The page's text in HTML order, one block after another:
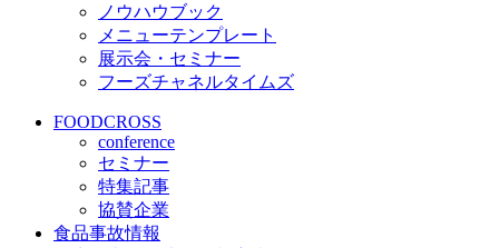
ノウハウブック
メニューテンプレート
展示会・セミナー
フーズチャネルタイムズ
FOODCROSS
conference
セミナー
特集記事
協賛企業
食品事故情報